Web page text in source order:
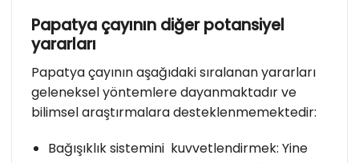
Papatya çayının diğer potansiyel
yararları
Papatya çayının aşağıdaki sıralanan yararları
geleneksel yöntemlere dayanmaktadır ve
bilimsel araştırmalara desteklenmemektedir:
Bağışıklık sistemini kuvvetlendirmek: Yine